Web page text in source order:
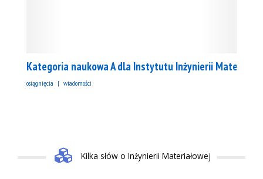
Kategoria naukowa A dla Instytutu Inżynierii
osiągnięcia wiadomości
Kilka słów o Inżynierii Materiałowej